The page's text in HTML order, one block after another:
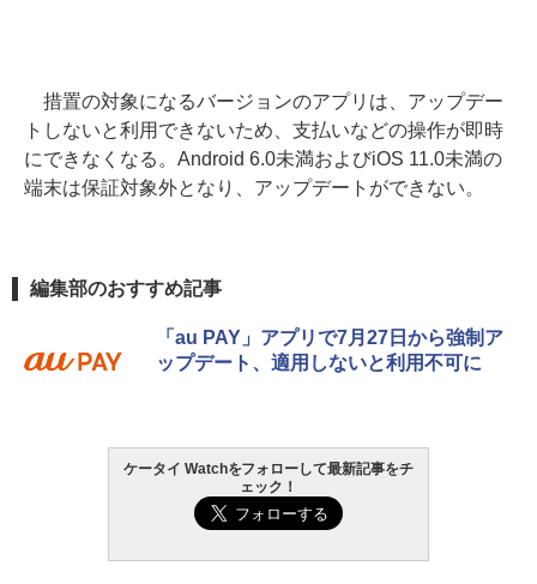
措置の対象になるバージョンのアプリは、アップデー
トしないと利用できないため、支払いなどの操作が即時
にできなくなる。Android 6.0未満およびiOS 11.0未満の
端末は保証対象外となり、アップデートができない。
編集部のおすすめ記事
「au PAY」アプリで7月27日から強制ア
ップデート、適用しないと利用不可に
ケータイ Watchをフォローして最新記事をチ
ェック！